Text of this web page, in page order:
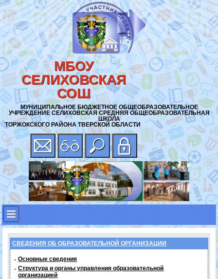
МБОУ
СЕЛИХОВСКАЯ
СОШ
МУНИЦИПАЛЬНОЕ БЮДЖЕТНОЕ ОБЩЕОБРАЗОВАТЕЛЬНОЕ
УЧРЕЖДЕНИЕ СЕЛИХОВСКАЯ СРЕДНЯЯ ОБЩЕОБРАЗОВАТЕЛЬНАЯ
ШКОЛА
ТОРЖОКСКОГО РАЙОНА ТВЕРСКОЙ ОБЛАСТИ
СВЕДЕНИЯ ОБ ОБРАЗОВАТЕЛЬНОЙ ОРГАНИЗАЦИИ
- Основные сведения
- Структура и органы управления образовательной
организацией